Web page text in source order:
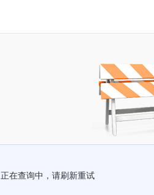
正在查询中，请刷新重试